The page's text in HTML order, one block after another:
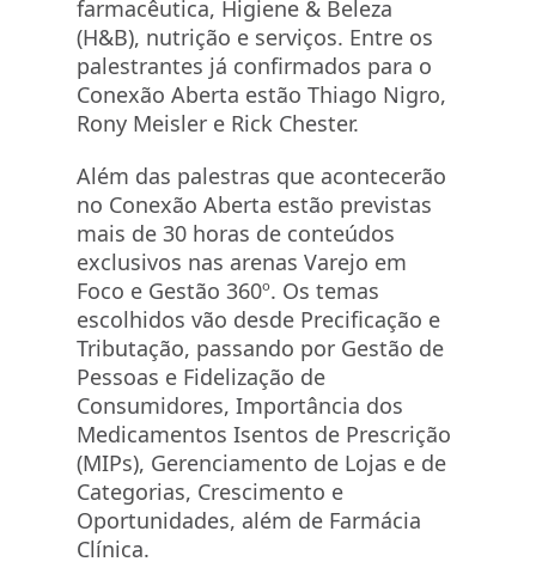
farmacêutica, Higiene & Beleza
(H&B), nutrição e serviços. Entre os
palestrantes já confirmados para o
Conexão Aberta estão Thiago Nigro,
Rony Meisler e Rick Chester.
Além das palestras que acontecerão
no Conexão Aberta estão previstas
mais de 30 horas de conteúdos
exclusivos nas arenas Varejo em
Foco e Gestão 360º. Os temas
escolhidos vão desde Precificação e
Tributação, passando por Gestão de
Pessoas e Fidelização de
Consumidores, Importância dos
Medicamentos Isentos de Prescrição
(MIPs), Gerenciamento de Lojas e de
Categorias, Crescimento e
Oportunidades, além de Farmácia
Clínica.